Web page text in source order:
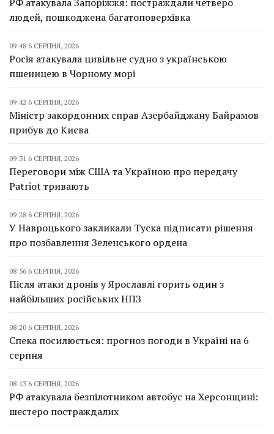
людей, пошкоджена багатоповерхівка
09:48 6 СЕРПНЯ, 2026
Росія атакувала цивільне судно з українською
пшеницею в Чорному морі
09:42 6 СЕРПНЯ, 2026
Міністр закордонних справ Азербайджану Байрамов
прибув до Києва
09:31 6 СЕРПНЯ, 2026
Переговори між США та Україною про передачу
Patriot тривають
09:28 6 СЕРПНЯ, 2026
У Навроцького закликали Туска підписати рішення
про позбавлення Зеленського ордена
08:56 6 СЕРПНЯ, 2026
Після атаки дронів у Ярославлі горить один з
найбільших російських НПЗ
08:20 6 СЕРПНЯ, 2026
Спека посилюється: прогноз погоди в Україні на 6
серпня
08:13 6 СЕРПНЯ, 2026
РФ атакувала безпілотником автобус на Херсонщині:
шестеро постраждалих